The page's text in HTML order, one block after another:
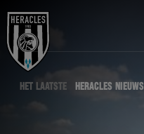
HET LAATSTE HERACLES NIEUWS